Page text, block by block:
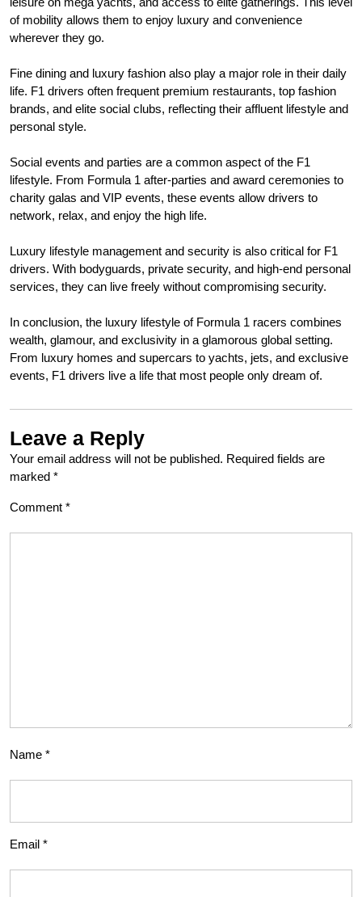
of mobility allows them to enjoy luxury and convenience
wherever they go.
Fine dining and luxury fashion also play a major role in their daily
life. F1 drivers often frequent premium restaurants, top fashion
brands, and elite social clubs, reflecting their affluent lifestyle and
personal style.
Social events and parties are a common aspect of the F1
lifestyle. From Formula 1 after-parties and award ceremonies to
charity galas and VIP events, these events allow drivers to
network, relax, and enjoy the high life.
Luxury lifestyle management and security is also critical for F1
drivers. With bodyguards, private security, and high-end personal
services, they can live freely without compromising security.
In conclusion, the luxury lifestyle of Formula 1 racers combines
wealth, glamour, and exclusivity in a glamorous global setting.
From luxury homes and supercars to yachts, jets, and exclusive
events, F1 drivers live a life that most people only dream of.
Leave a Reply
Your email address will not be published. Required fields are
marked *
Comment *
Name *
Email *